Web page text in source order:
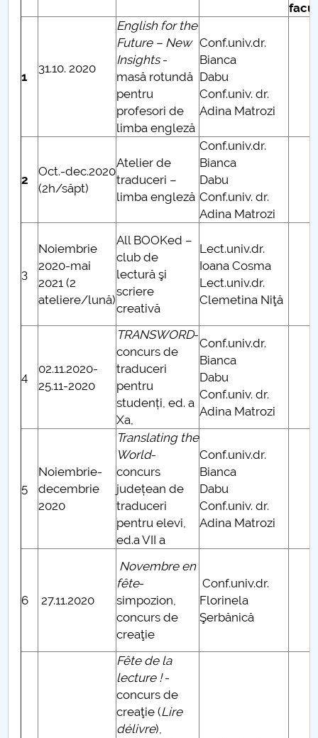
1
31.10. 2020
English for the
Future – New
Insights-
masă rotundă
pentru
profesori de
limba engleză
Conf.univ.dr.
Bianca
Dabu
Conf.univ. dr.
Adina Matrozi
2
Oct.-dec.2020
(2h/săpt)
Atelier de
traduceri –
limba engleză
Conf.univ.dr.
Bianca
Dabu
Conf.univ. dr.
Adina Matrozi
3
Noiembrie
2020-mai
2021 (2
ateliere/lună)
All BOOKed –
club de
lectură şi
scriere
creativă
Lect.univ.dr.
Ioana Cosma
Lect.univ.dr.
Clemetina Niţă
4
02.11.2020-
25.11-2020
TRANSWORD-
concurs de
traduceri
pentru
studenți, ed. a
Xa,
Conf.univ.dr.
Bianca
Dabu
Conf.univ. dr.
Adina Matrozi
5
Noiembrie-
decembrie
2020
Translating the
World-
concurs
județean de
traduceri
pentru elevi,
ed.a VII a
Conf.univ.dr.
Bianca
Dabu
Conf.univ. dr.
Adina Matrozi
6 27.11.2020
Novembre en
fête-
simpozion,
concurs de
creaţie
Conf.univ.dr.
Florinela
Şerbănică
Fête de la
lecture !-
concurs de
creaţie (Lire
délivre),